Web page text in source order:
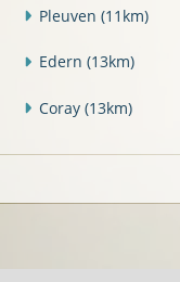
Pleuven (11km)
Edern (13km)
Coray (13km)